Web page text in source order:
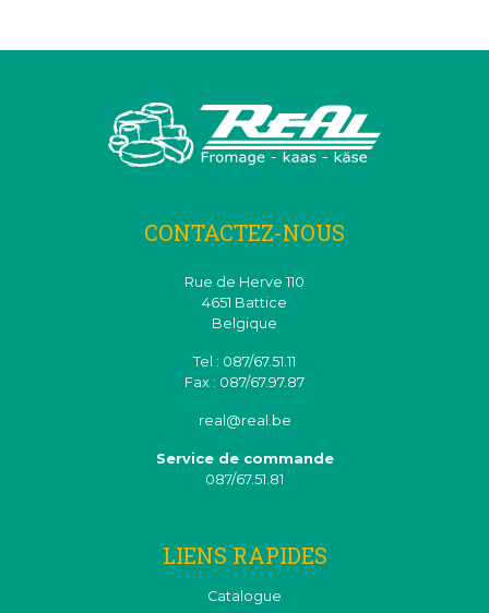
CONTACTEZ-NOUS
Rue de Herve 110
4651 Battice
Belgique
Tel : 087/67.51.11
Fax : 087/67.97.87
real@real.be
Service de commande
087/67.51.81
LIENS RAPIDES
Catalogue